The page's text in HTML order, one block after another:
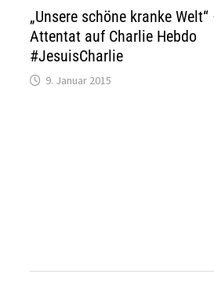
„Unsere schöne kranke Welt“
Attentat auf Charlie Hebdo
#JesuisCharlie
9. Januar 2015